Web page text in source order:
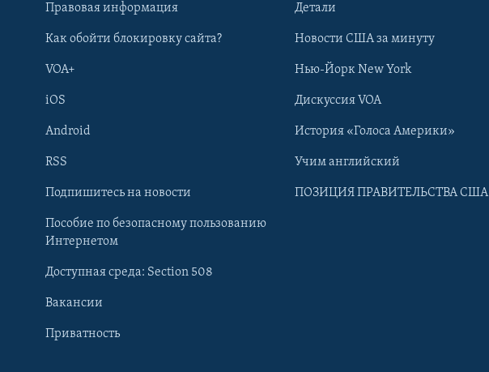
Learning English
Языки
Правовая информация
Как обойти блокировку сайта?
VOA+
iOS
Android
RSS
Подпишитесь на новости
Пособие по безопасному пользованию
Интернетом
Доступная среда: Section 508
Вакансии
Приватность
Детали
Новости США за минуту
Нью-Йорк New York
Дискуссия VOA
История «Голоса Америки»
Учим английский
ПОЗИЦИЯ ПРАВИТЕЛЬСТВА США